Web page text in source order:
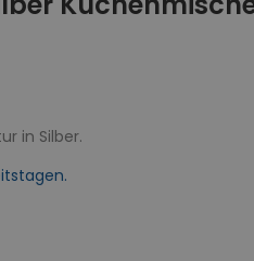
in Silber.